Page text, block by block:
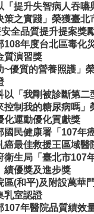
「提升失智病人吞嚥
策之實踐」榮獲臺北
全品質提升提案獎
108年度台北區毒化
質演習獎
~優質的營養照護」
以「我剛被診斷第二
控制我的糖尿病嗎」
化運動優化貢獻獎
國民健康署「107年
癌最佳救援王區域醫
衛生局「臺北市107
績優獎及進步獎
區(和平)及附設萬華
乳室認證
107年醫院品質績效